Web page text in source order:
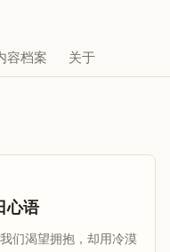
容档案 关于
心语
们渴望拥抱，却用冷漠